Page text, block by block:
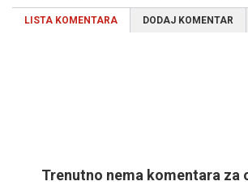
LISTA KOMENTARA DODAJ KOMENTAR
Trenutno nema komentara za